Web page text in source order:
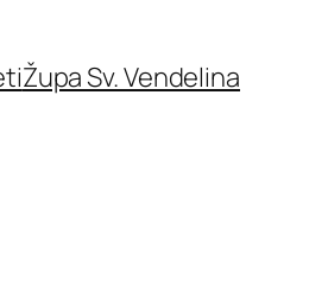
Župa Sv. Vendelina